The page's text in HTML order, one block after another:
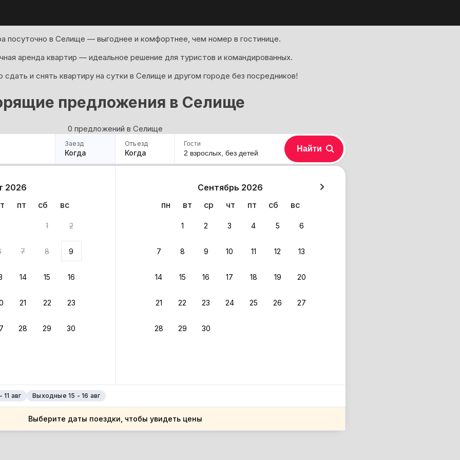
посуточно в Селище — выгоднее и комфортнее, чем номер в гостинице.
аренда квартир — идеальное решение для туристов и командированных.
и снять квартиру на сутки в Селище и другом городе без посредников!
предложения в Селище
0 предложений в Селище
Заезд
Когда
Отъезд
Когда
2026
пт сб вс
1 2
7 8 9
14 15 16
21 22 23
28 29 30
Сентябрь 2026
пн
вт ср чт пт сб вс
1 2 3 4 5 6
7 8 9 10 11 12 13
14 15 16 17 18 19 20
21 22 23 24 25 26 27
28 29 30
авг Выходные 15 - 16 авг
Выберите даты поездки, чтобы увидеть цены
Гости
2 взрослых, без детей Найти
из результатов поиска не соответствует заданным фильтрам.
область